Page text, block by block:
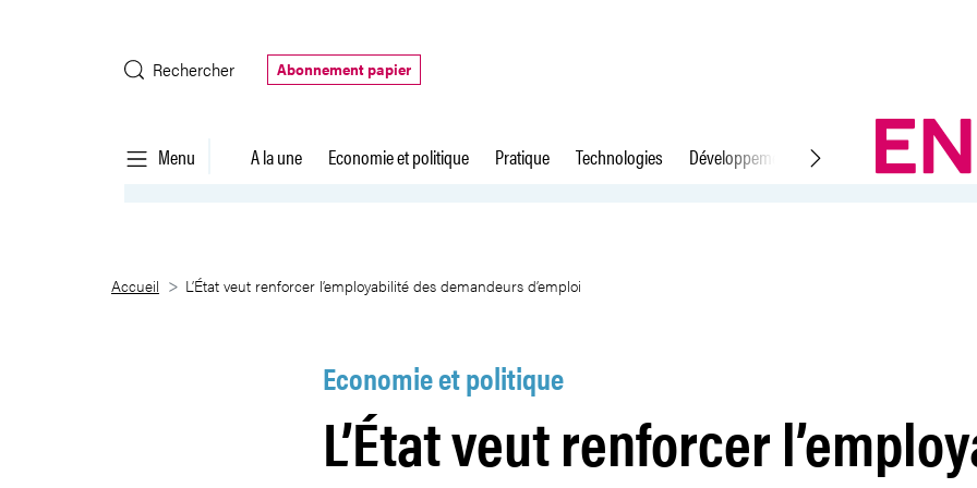
Rechercher
Abonnement papier
Menu A la une Economie et politique Pratique Technologies Développement durable Droit du travail
L’État veut renforcer l’employabilité des demandeurs d’emploi
Accueil L’État veut renforcer l’employabilité des demandeurs d’emploi
Economie et politique
L’État veut renforcer